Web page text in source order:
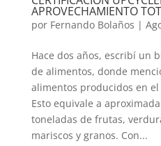
APROVECHAMIENTO
por Fernando Bolaños |
Hace dos años, escribí un
de alimentos, donde
alimentos producidos en
Esto equivale a
toneladas de frutas,
mariscos y granos. Con...